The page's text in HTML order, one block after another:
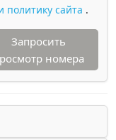
политику сайта .
Запросить
номера